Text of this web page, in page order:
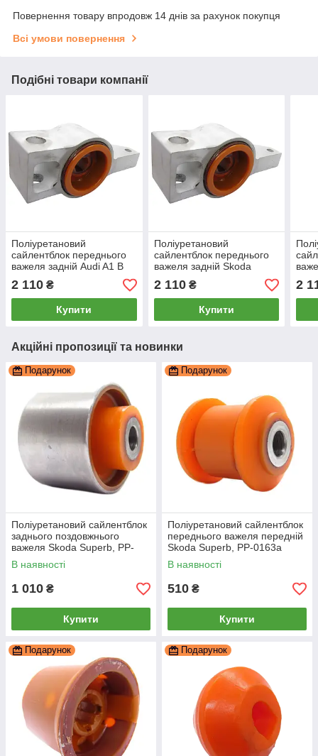
Повернення товару впродовж 14 днів за рахунок покупця
Всі умови повернення
Подібні товари компанії
Поліуретановий
сайлентблок переднього
важеля задній Audi A1 В
КРОНШТЕЙІ, PP-0201d
2 110 ₴
Купити
Поліуретановий
сайлентблок переднього
важеля задній Skoda
Octavia В КРОНШТЕЙІ,
PP-0201d
2 110₴
Купити
PP-
2
Акційні пропозиції та новинки
Подарунок
Поліуретановий сайлентблок
заднього поздовжнього
важеля Skoda Superb, PP-
0122b
В наявності
1 010 ₴
Купити
Подарунок
Поліуретановий сайлентблок
переднього важеля передній
Skoda Superb, PP-0163a
В наявності
510 ₴
Купити
Подарунок Подарунок